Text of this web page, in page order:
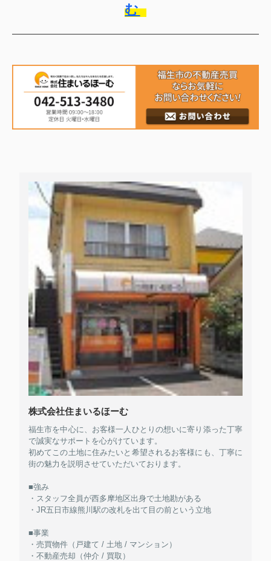
む
株式会社住まいるほーむ
福生市を中心に、お客様一人ひとりの想いに寄り添った丁寧
で誠実なサポートを心がけています。
初めてこの土地に住みたいと希望されるお客様にも、丁寧に
街の魅力を説明させていただいております。
■強み
・スタッフ全員が西多摩地区出身で土地勘がある
・JR五日市線熊川駅の改札を出て目の前という立地
■事業
・売買物件（戸建て / 土地 / マンション）
・不動産売却（仲介 / 買取）